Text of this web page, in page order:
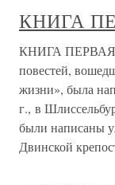
КНИГА
КНИГА ПЕРВАЯ
повестей,
жизни», была
г., в
были написаны
Двинской